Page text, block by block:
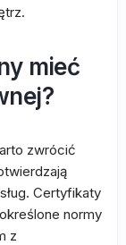
mieć
zwrócić
Certyfikaty
normy
z